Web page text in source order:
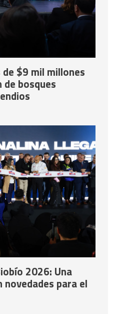
$9 mil millones
de bosques
2026: Una
para el